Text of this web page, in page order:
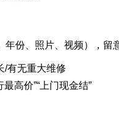
份、照片、视频），留
/有无重大维修
高价”“上门现金结”